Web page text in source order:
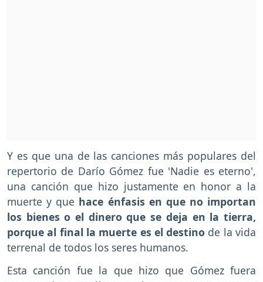
Y es que una de las canciones más populares del
repertorio de Darío Gómez fue 'Nadie es eterno',
una canción que hizo justamente en honor a la
muerte y que hace énfasis en que no importan
los bienes o el dinero que se deja en la tierra,
porque al final la muerte es el destino de la vida
terrenal de todos los seres humanos.
Esta canción fue la que hizo que Gómez fuera